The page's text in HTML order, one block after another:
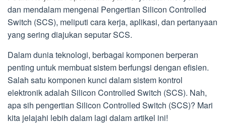
dan mendalam mengenai Pengertian Silicon Controlled
Switch (SCS), meliputi cara kerja, aplikasi, dan pertanyaan
yang sering diajukan seputar SCS.
Dalam dunia teknologi, berbagai komponen berperan
penting untuk membuat sistem berfungsi dengan efisien.
Salah satu komponen kunci dalam sistem kontrol
elektronik adalah Silicon Controlled Switch (SCS). Nah,
apa sih pengertian Silicon Controlled Switch (SCS)? Mari
kita jelajahi lebih dalam lagi dalam artikel ini!